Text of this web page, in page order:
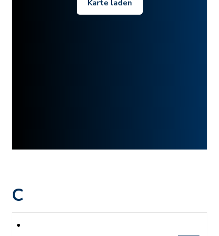
Karte laden
C